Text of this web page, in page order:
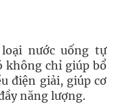
nước uống tự
chỉ giúp bổ
điện giải, giúp cơ
năng lượng.